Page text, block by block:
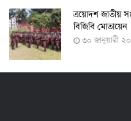
মঙ্গলবার ৭৫ লাখ
১৮ জুলাই
ত্রয়োদশ জাতীয়
বিজিবি মোতায়েন
৩০ জানুয়ারী